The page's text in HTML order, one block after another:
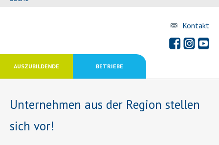
Kontakt
AUSZUBILDENDE BETRIEBE
Unternehmen aus der Region stellen
sich vor!